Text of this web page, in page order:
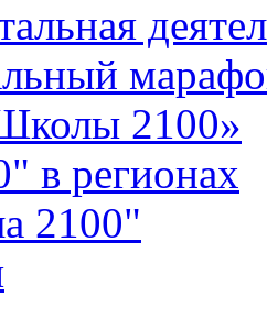
2100»
в регионах
2100"